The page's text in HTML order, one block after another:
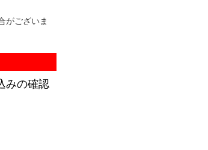
がございま
みの確認